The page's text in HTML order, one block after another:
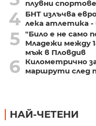
плувни
4 БНТ излъчва
лека атлетика
5 "Било е не само
Младежи между
мъж в Пловдив
6
Километрично
маршрути след
НАЙ-ЧЕТЕНИ